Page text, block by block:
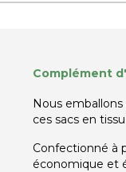
Complément
Nous
ces sacs en
Confectionné à
économique et